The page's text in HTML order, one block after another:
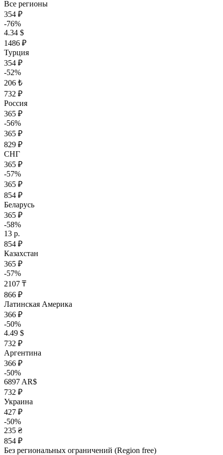
Все регионы
354 ₽
-76%
4.34 $
1486 ₽
Турция
354 ₽
-52%
206 ₺
732 ₽
Россия
365 ₽
-56%
365 ₽
829 ₽
СНГ
365 ₽
-57%
365 ₽
854 ₽
Беларусь
365 ₽
-58%
13 р.
854 ₽
Казахстан
365 ₽
-57%
2107 ₸
866 ₽
Латинская Америка
366 ₽
-50%
4.49 $
732 ₽
Аргентина
366 ₽
-50%
6897 AR$
732 ₽
Украина
427 ₽
-50%
235 ₴
854 ₽
Без региональных ограничений (Region free)